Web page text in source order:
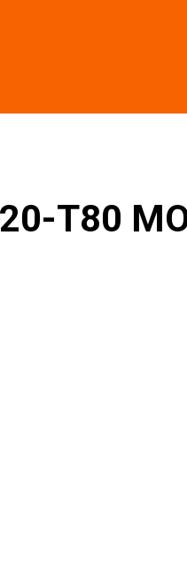
T80